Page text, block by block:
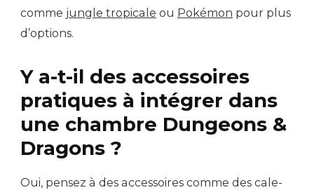
comme jungle tropicale ou Pokémon pour plus
d’options.
Y a-t-il des accessoires
pratiques à intégrer dans
une chambre Dungeons &
Dragons ?
Oui, pensez à des accessoires comme des cale-